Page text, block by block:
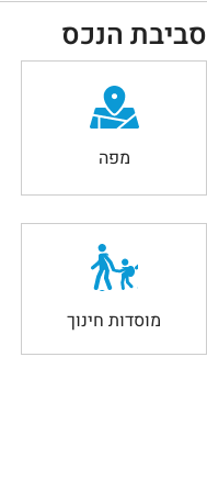
סביבת הנכס
מפה
מוסדות חינוך